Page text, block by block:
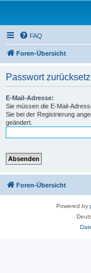
FAQ
Foren-Übersicht
Passwort
E-Mail-Adresse:
Sie müssen die E-Mail-
Sie bei der Registrierung
geändert.
Foren-Übersicht
Powered by